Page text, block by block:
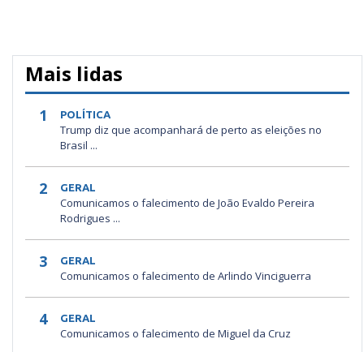
Mais lidas
1 POLÍTICA
Trump diz que acompanhará de perto as eleições no
Brasil ...
2 GERAL
Comunicamos o falecimento de João Evaldo Pereira
Rodrigues ...
3 GERAL
Comunicamos o falecimento de Arlindo Vinciguerra
4 GERAL
Comunicamos o falecimento de Miguel da Cruz